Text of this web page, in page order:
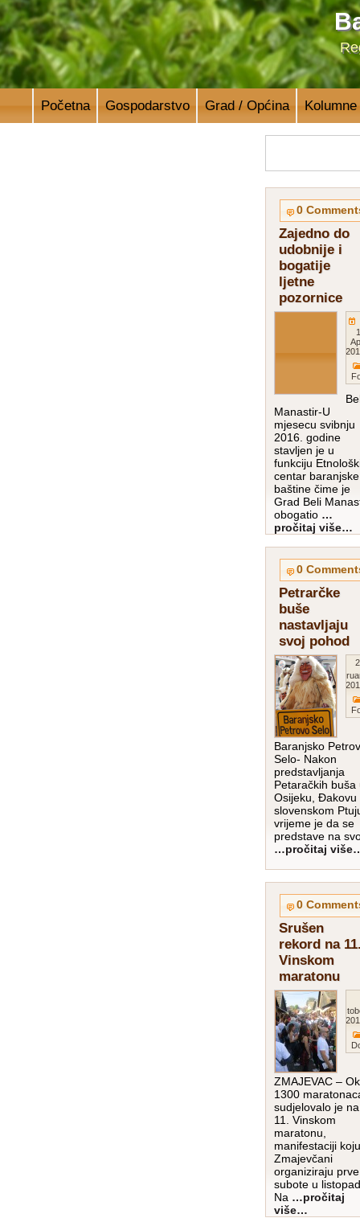
Početna Gospodarstvo Grad / Općina Kolumne
0
Zajedno do
udobnije i
bogatije
ljetne
pozornice
Manastir-U
mjesecu svibnju
2016. godine
stavljen je u
funkciju
centar baranjske
baštine čime je
Grad Beli
obogatio …
pročitaj više…
0
Petrarčke
buše
nastavljaju
svoj pohod
Baranjsko
Selo- Nakon
predstavljanja
Petaračkih buša
Osijeku, Đakovu
slovenskom
vrijeme je da se
predstave na
…pročitaj
0
Srušen
rekord na
Vinskom
maratonu
ZMAJEVAC –
1300
sudjelovalo je na
11. Vinskom
maratonu,
manifestaciji koju
Zmajevčani
organiziraju prve
subote u
Na …pročitaj
više…